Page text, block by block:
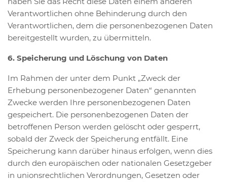
Verantwortlichen ohne Behinderung durch den
Verantwortlichen, dem die personenbezogenen Daten
bereitgestellt wurden, zu übermitteln.
6. Speicherung und Löschung von Daten
Im Rahmen der unter dem Punkt „Zweck der
Erhebung personenbezogener Daten“ genannten
Zwecke werden Ihre personenbezogenen Daten
gespeichert. Die personenbezogenen Daten der
betroffenen Person werden gelöscht oder gesperrt,
sobald der Zweck der Speicherung entfällt. Eine
Speicherung kann darüber hinaus erfolgen, wenn dies
durch den europäischen oder nationalen Gesetzgeber
in unionsrechtlichen Verordnungen, Gesetzen oder